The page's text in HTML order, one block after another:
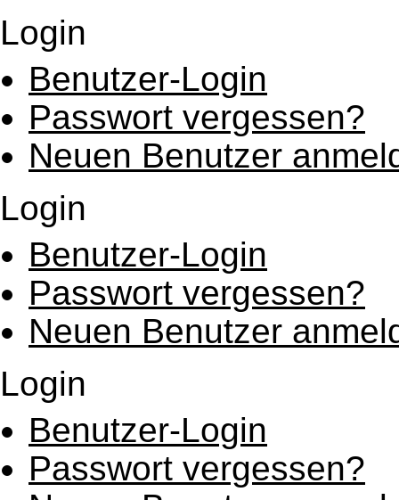
Login
Benutzer-Login
Passwort vergessen?
Neuen Benutzer
Login
Benutzer-Login
Passwort vergessen?
Neuen Benutzer
Login
Benutzer-Login
Passwort vergessen?